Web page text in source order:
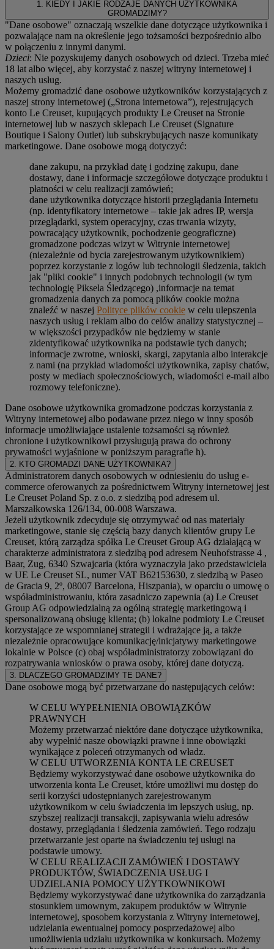
1. KIEDY I JAKIE RODZAJE DANYCH UŻYTKOWNIKA
GROMADZIMY?
"Dane osobowe" oznaczają wszelkie dane dotyczące użytkownika i
pozwalające nam na określenie jego tożsamości bezpośrednio albo
w połączeniu z innymi danymi.
Dzieci: Nie pozyskujemy danych osobowych od dzieci. Trzeba mieć
18 lat albo więcej, aby korzystać z naszej witryny internetowej i
naszych usług.
Możemy gromadzić dane osobowe użytkowników korzystających z
naszej strony internetowej („Strona internetowa”), rejestrujących
konto Le Creuset, kupujących produkty Le Creuset na Stronie
internetowej lub w naszych sklepach Le Creuset (Signature
Boutique i Salony Outlet) lub subskrybujących nasze komunikaty
marketingowe. Dane osobowe mogą dotyczyć:
dane zakupu, na przykład datę i godzinę zakupu, dane
dostawy, dane i informacje szczegółowe dotyczące produktu i
płatności w celu realizacji zamówień;
dane użytkownika dotyczące historii przeglądania Internetu
(np. identyfikatory internetowe – takie jak adres IP, wersja
przeglądarki, system operacyjny, czas trwania wizyty,
powracający użytkownik, pochodzenie geograficzne)
gromadzone podczas wizyt w Witrynie internetowej
(niezależnie od bycia zarejestrowanym użytkownikiem)
poprzez korzystanie z logów lub technologii śledzenia, takich
jak "pliki cookie" i innych podobnych technologii (w tym
technologię Piksela Śledzącego) ,informacje na temat
gromadzenia danych za pomocą plików cookie można
znaleźć w naszej Polityce plików cookie w celu ulepszenia
naszych usług i reklam albo do celów analizy statystycznej –
w większości przypadków nie będziemy w stanie
zidentyfikować użytkownika na podstawie tych danych;
informacje zwrotne, wnioski, skargi, zapytania albo interakcje
z nami (na przykład wiadomości użytkownika, zapisy chatów,
posty w mediach społecznościowych, wiadomości e-mail albo
rozmowy telefoniczne).
Dane osobowe użytkownika gromadzone podczas korzystania z
Witryny internetowej albo podawane przez niego w inny sposób
informacje umożliwiające ustalenie tożsamości są również
chronione i użytkownikowi przysługują prawa do ochrony
prywatności wyjaśnione w poniższym paragrafie h).
2. KTO GROMADZI DANE UŻYTKOWNIKA?
Administratorem danych osobowych w odniesieniu do usług e-
commerce oferowanych za pośrednictwem Witryny internetowej jest
Le Creuset Poland Sp. z o.o. z siedzibą pod adresem ul.
Marszałkowska 126/134, 00-008 Warszawa.
Jeżeli użytkownik zdecyduje się otrzymywać od nas materiały
marketingowe, stanie się częścią bazy danych klientów grupy Le
Creuset, którą zarządza spółka Le Creuset Group AG działającą w
charakterze administratora z siedzibą pod adresem Neuhofstrasse 4 ,
Baar, Zug, 6340 Szwajcaria (która wyznaczyła jako przedstawiciela
w UE Le Creuset SL, numer VAT B62153630, z siedzibą w Paseo
de Gracia 9, 2º, 08007 Barcelona, Hiszpania), w oparciu o umowę o
współadministrowaniu, która zasadniczo zapewnia (a) Le Creuset
Group AG odpowiedzialną za ogólną strategię marketingową i
spersonalizowaną obsługę klienta; (b) lokalne podmioty Le Creuset
korzystające ze wspomnianej strategii i wdrażające ją, a także
niezależnie opracowujące komunikację/inicjatywy marketingowe
lokalnie w Polsce (c) obaj współadministratorzy zobowiązani do
rozpatrywania wniosków o prawa osoby, której dane dotyczą.
3. DLACZEGO GROMADZIMY TE DANE?
Dane osobowe mogą być przetwarzane do następujących celów:
W CELU WYPEŁNIENIA OBOWIĄZKÓW
PRAWNYCH
Możemy przetwarzać niektóre dane dotyczące użytkownika,
aby wypełnić nasze obowiązki prawne i inne obowiązki
wynikające z poleceń otrzymanych od władz.
W CELU UTWORZENIA KONTA LE CREUSET
Będziemy wykorzystywać dane osobowe użytkownika do
utworzenia konta Le Creuset, które umożliwi mu dostęp do
serii korzyści udostępnianych zarejestrowanym
użytkownikom w celu świadczenia im lepszych usług, np.
szybszej realizacji transakcji, zapisywania wielu adresów
dostawy, przeglądania i śledzenia zamówień. Tego rodzaju
przetwarzanie jest oparte na świadczeniu tej usługi na
podstawie umowy.
W CELU REALIZACJI ZAMÓWIEŃ I DOSTAWY
PRODUKTÓW, ŚWIADCZENIA USŁUG I
UDZIELANIA POMOCY UŻYTKOWNIKOWI
Będziemy wykorzystywać dane użytkownika do zarządzania
stosunkiem umownym, zakupem produktów w Witrynie
internetowej, sposobem korzystania z Witryny internetowej,
udzielania ewentualnej pomocy posprzedażowej albo
umożliwienia udziału użytkownika w konkursach. Możemy